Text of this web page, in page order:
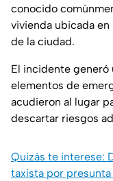
conocido
vivienda ubicada
de la ciudad.
El incidente generó
elementos de
acudieron al lugar
descartar riesgos
Quizás te interese:
taxista por